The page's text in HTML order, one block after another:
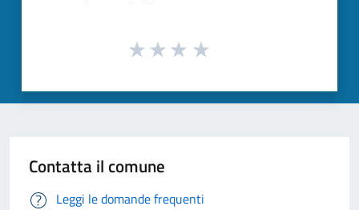
Contatta il comune
Leggi le domande frequenti